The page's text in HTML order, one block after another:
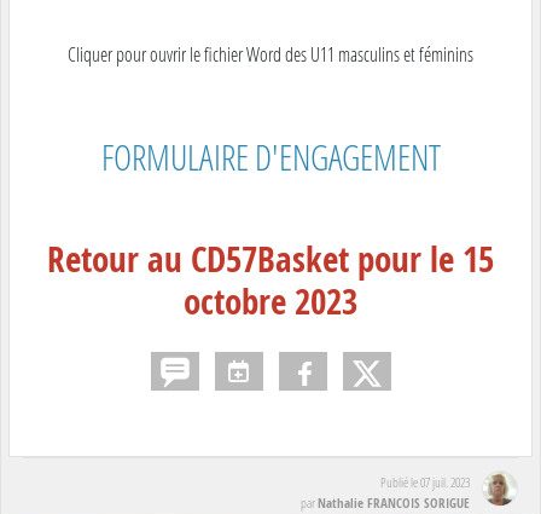
Cliquer pour ouvrir le fichier Word des U11 masculins et féminins
FORMULAIRE D'ENGAGEMENT
Retour au CD57Basket pour le 15
octobre 2023
Publié le07 juil. 2023
parNathalie FRANCOIS SORIGUE